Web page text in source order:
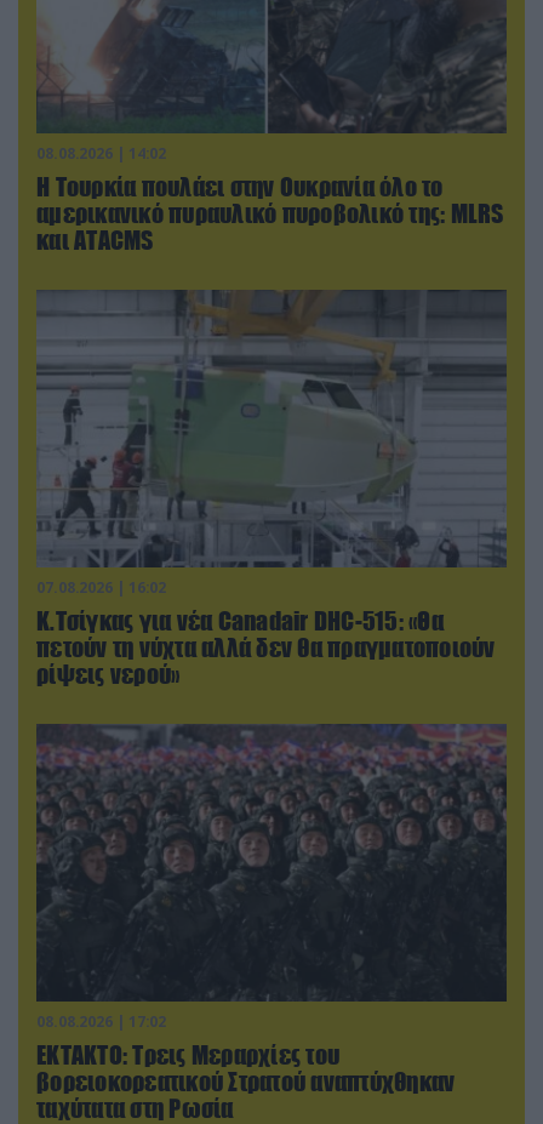
08.08.2026 | 14:02
Η Τουρκία πουλάει στην Ουκρανία όλο το
αμερικανικό πυραυλικό πυροβολικό της: MLRS
και ΑΤΑCMS
07.08.2026 | 16:02
Κ.Τσίγκας για νέα Canadair DHC-515: «Θα
πετούν τη νύχτα αλλά δεν θα πραγματοποιούν
ρίψεις νερού»
08.08.2026 | 17:02
ΕΚΤΑΚΤΟ: Τρεις Μεραρχίες του
βορειοκορεατικού Στρατού αναπτύχθηκαν
ταχύτατα στη Ρωσία